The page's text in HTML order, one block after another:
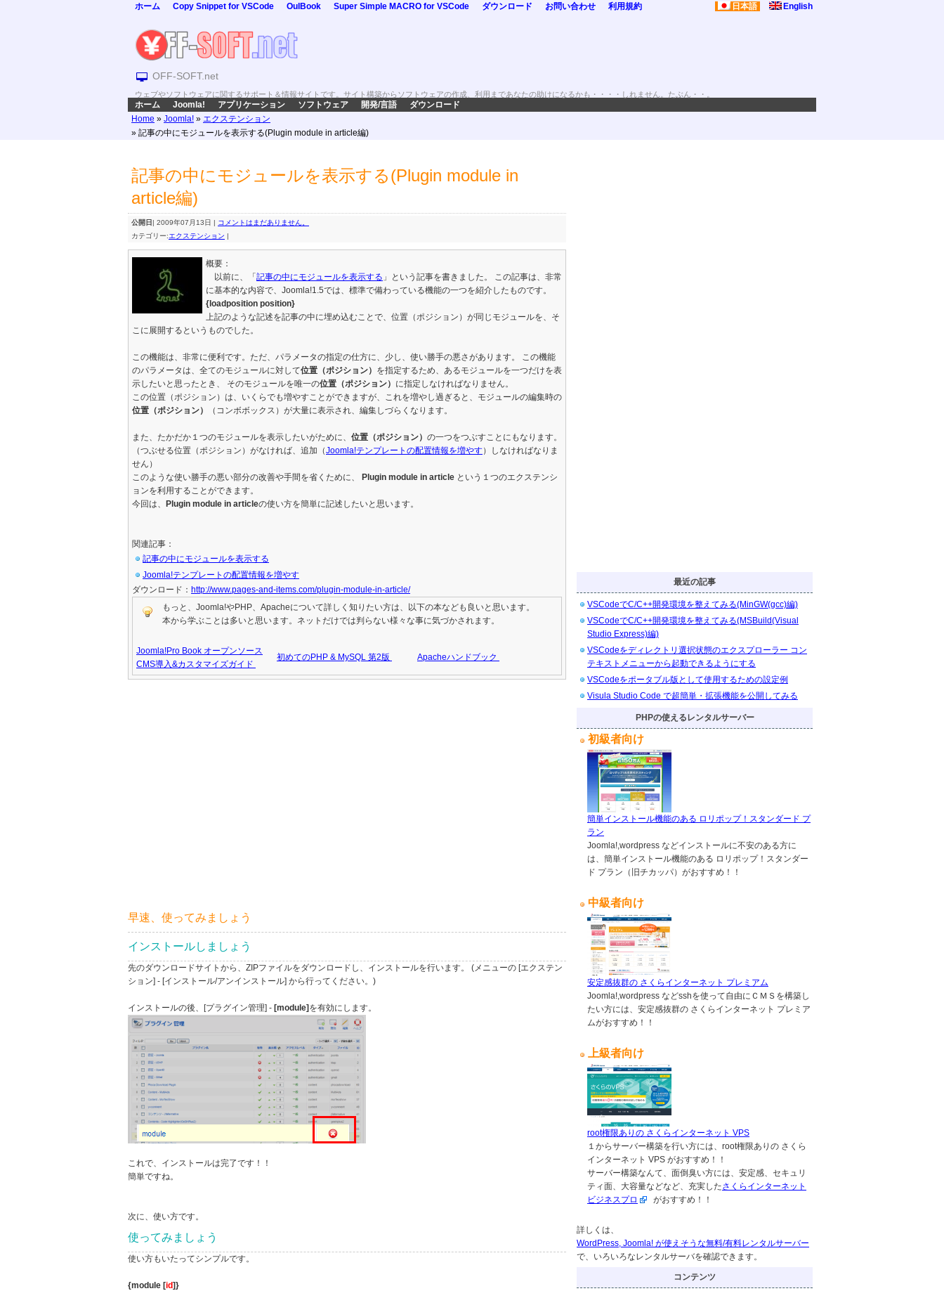
ホーム Copy Snippet for VSCode OulBook Super Simple MACRO for VSCode ダウンロード お問い合わせ 利用規約 日本語 English
OFF-SOFT.net
ウェブやソフトウェアに関するサポート＆情報サイトです。サイト構築からソフトウェアの作成、利用まであなたの助けになるかも・・・・しれません。たぶん・・。
ホーム Joomla! アプリケーション ソフトウェア 開発/言語
ダウンロード
Home » Joomla! » エクステンション
» 記事の中にモジュールを表示する(Plugin module in article編)
記事の中にモジュールを表示する(Plugin module in
article編)
公開日 | 2009年07月13日 | コメントはまだありません。
カテゴリー:エクステンション |
概要：
以前に、「 記事の中にモジュールを表示する 」という記事を書きました。 この記事は、非常
に基本的な内容で、Joomla!1.5では、標準で備わっている機能の一つを紹介したものです。
{ loadposition position}
上記のような記述を記事の中に埋め込むことで、位置（ポジション）が同じモジュールを、そ
こに展開するというものでした。
この機能は、非常に便利です。ただ、パラメータの指定の仕方に、少し、使い勝手の悪さがあります。 この機能
のパラメータは、全てのモジュールに対して位置（ポジション） を指定するため、あるモジュールを一つだけを表
示したいと思ったとき、 そのモジュールを唯一の位置（ポジション） に指定しなければなりません。
この位置（ポジション）は、いくらでも増やすことができますが、これを増やし過ぎると、モジュールの編集時の
位置（ポジション）
（コンボボックス）が大量に表示され、編集しづらくなります。
また、たかだか１つのモジュールを表示したいがために、 位置（ポジション） の一つをつぶすことにもなります。
（つぶせる位置（ポジション）がなければ、追加（Joomla!テンプレートの配置情報を増やす）しなければなりま
せん）
このような使い勝手の悪い部分の改善や手間を省くために、
Plugin module in article という１つのエクステンシ
ョンを利用することができます。
今回は、
Plugin module in articleの使い方を簡単に記述したいと思います。
関連記事：
記事の中にモジュールを表示する
Joomla!テンプレートの配置情報を増やす
ダウンロード： http://www.pages-and-items.com/plugin-module-in-article/
もっと、Joomla!やPHP、Apacheについて詳しく知りたい方は、以下の本なども良いと思います。
本から学ぶことは多いと思います。ネットだけでは判らない様々な事に気づかされます。
Joomla!Pro Book オープンソース
CMS導入&カスタマイズガイド
初めてのPHP & MySQL 第2版 Apacheハンドブック
早速、使ってみましょう
インストールしましょう
先のダウンロードサイトから、ZIPファイルをダウンロードし、インストールを行います。 (メニューの [エクステン
ション] - [インストール/アンインストール] から行ってください。)
インストールの後、[プラグイン管理] - [module] を有効にします。
これで、インストールは完了です！！
簡単ですね。
次に、使い方です。
使ってみましょう
使い方もいたってシンプルです。
{module [id]}
最近の記事
VSCodeでC/C++開発環境を整えてみる(MinGW(gcc)編)
VSCodeでC/C++開発環境を整えてみる(MSBuild(Visual
Studio Express)編)
VSCodeをディレクトリ選択状態のエクスプローラー コン
テキストメニューから起動できるようにする
VSCodeをポータブル版として使用するための設定例
Visula Studio Code で超簡単・拡張機能を公開してみる
PHPの使えるレンタルサーバー
初級者向け
簡単インストール機能のある ロリポップ！スタンダード プ
ラン
Joomla!,wordpress などインストールに不安のある方に
は、簡単インストール機能のある ロリポップ！スタンダー
ド プラン（旧チカッパ）がおすすめ！！
中級者向け
安定感抜群の さくらインターネット プレミアム
Joomla!,wordpress などsshを使って自由にＣＭＳを構築し
たい方には、安定感抜群の さくらインターネット プレミア
ムがおすすめ！！
上級者向け
root権限ありの さくらインターネット VPS
１からサーバー構築を行い方には、root権限ありの さくら
インターネット VPS がおすすめ！！
サーバー構築なんて、面倒臭い方には、安定感、セキュリ
ティ面、大容量などなど、充実したさくらインターネット
ビジネスプロ
がおすすめ！！
詳しくは、
WordPress, Joomla! が使えそうな無料/有料レンタルサーバー
で、いろいろなレンタルサーバを確認できます。
コンテンツ